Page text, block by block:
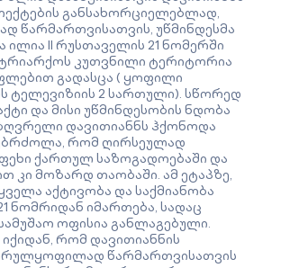
განსახორციელებლად,
წარმართვისათვის, უწმინდესმა
ილია II რუსთაველის 21 ნომერში
კუთვნილი ტერიტორია
გადასცა ( ყოფილი
ტელევიზიის 2 სართული). სწორედ
და მისი უწმინდესობის ნდობა
დავითიანნს ჰქონოდა
რომ ღირსეულად
ქართულ საზოგადოებაში და
კი მოზარდ თაობაში. ამ ეტაპზე,
აქტივობა და საქმიანობა
ნომრიდან იმართება, სადაც
ოფისია განლაგებული.
რომ დავითიანნის
წარმართვისათვის